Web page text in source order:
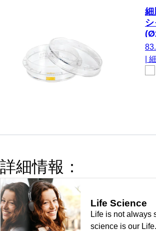
準
っ
着
ー
赤
細
シ
詳細情報：
Life Science
Life is not always
science is our Life.